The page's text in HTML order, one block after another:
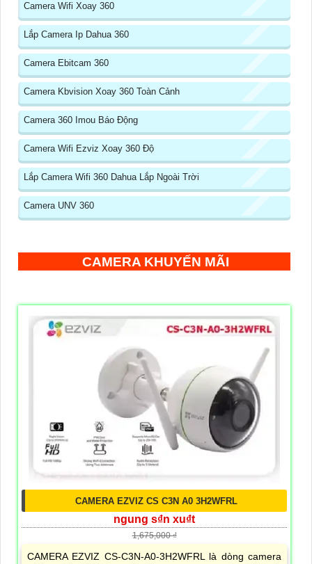
Camera Wifi Xoay 360
Lắp Camera Ip Dahua 360
Camera Ebitcam 360
Camera Kbvision Xoay 360 Toàn Cảnh
Camera 360 Imou Báo Động
Camera Wifi Ezviz Xoay 360 Độ
Lắp Camera Wifi 360 Dahua Lắp Ngoài Trời
Camera UNV 360
CAMERA KHUYẾN MÃI
CAMERA EZVIZ CS C3N A0 3H2WFRL
ngung s₫n xu₫t
1,675,000 ₫
CAMERA EZVIZ CS-C3N-A0-3H2WFRL là dòng camera